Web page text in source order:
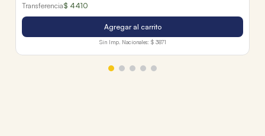
Transferencia$ 4410
Agregar al carrito
Sin Imp. Nacionales: $ 3871